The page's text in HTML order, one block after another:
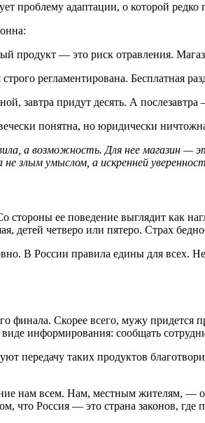
проблему адаптации, о которой
продукт — это риск отравления.
строго регламентирована. Бесплатная
завтра придут десять. А
понятна, но юридически
а возможность. Для нее магазин —
злым умыслом, а искренней
стороны ее поведение выглядит как
детей четверо или пятеро. Страх
В России правила едины для всех.
финала. Скорее всего, мужу придется
виде информирования: сообщать
передачу таких продуктов
нам всем. Нам, местным жителям, — о
Россия — это страна законов, где